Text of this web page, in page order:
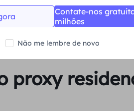
proxy
Contate-nos
milhões
Não me lembre de novo